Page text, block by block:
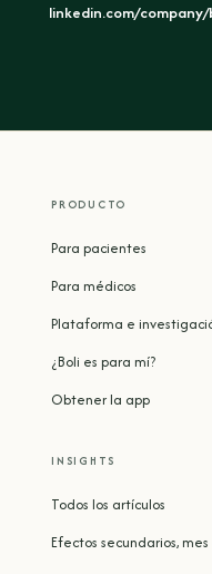
linkedin.com/
PRODUCTO
Para pacientes
Para médicos
Plataforma e
¿Boli es para mí?
Obtener la app
INSIGHTS
Todos los artículos
Efectos secundarios,